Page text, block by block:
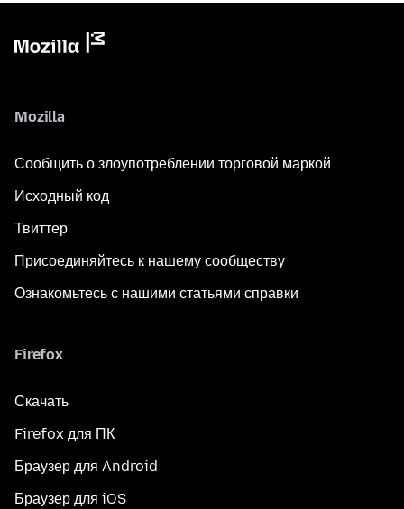
Mozilla
Сообщить о злоупотреблении торговой маркой
Исходный код
Твиттер
Присоединяйтесь к нашему сообществу
Ознакомьтесь с нашими статьями справки
Firefox
Скачать
Firefox для ПК
Браузер для Android
Браузер для iOS